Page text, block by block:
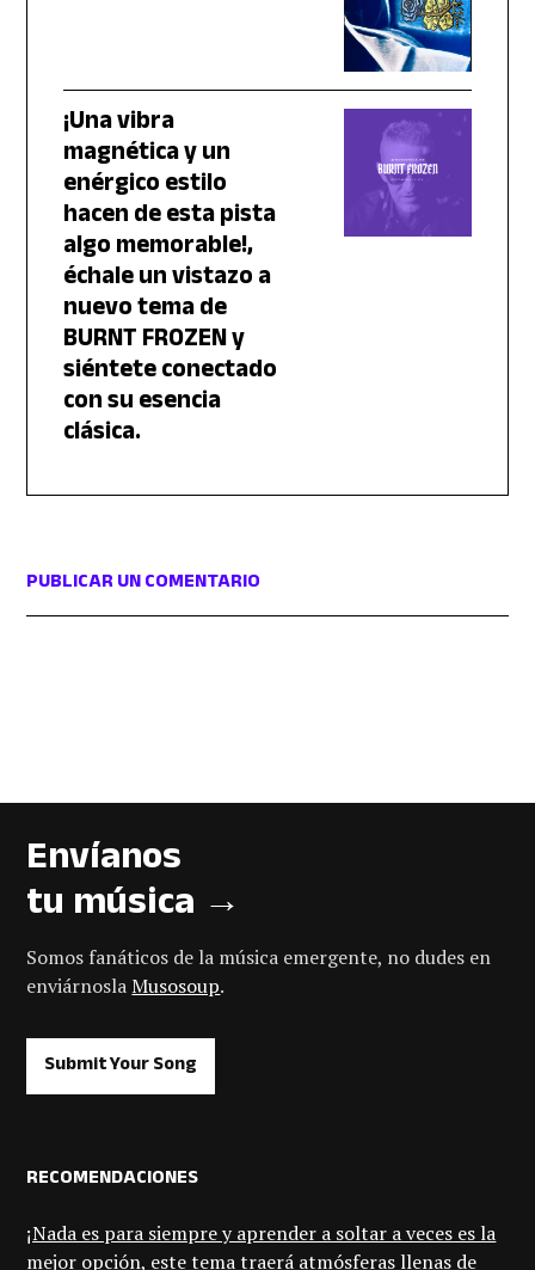
¡Una vibra
magnética y un
enérgico estilo
hacen de esta pista
algo memorable!,
échale un vistazo a
nuevo tema de
BURNT FROZEN y
siéntete conectado
con su esencia
clásica.
PUBLICAR UN COMENTARIO
Envíanos
tu música →
Somos fanáticos de la música emergente, no dudes en
enviárnoslaMusosoup.
Submit Your Song
RECOMENDACIONES
¡Nada es para siempre y aprender a soltar a veces es la
mejor opción, este tema traerá atmósferas llenas de